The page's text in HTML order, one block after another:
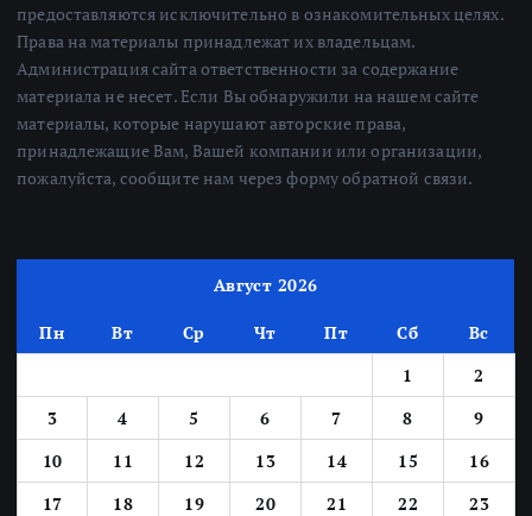
предоставляются исключительно в ознакомительных целях.
Права на материалы принадлежат их владельцам.
Администрация сайта ответственности за содержание
материала не несет. Если Вы обнаружили на нашем сайте
материалы, которые нарушают авторские права,
принадлежащие Вам, Вашей компании или организации,
пожалуйста, сообщите нам через форму обратной связи.
Август 2026
Пн Вт Ср Чт Пт Сб
Вс
1
2
3
4 5 6 7 8
9
10
11 12 13 14 15
16
17
18 19 20 21 22
23